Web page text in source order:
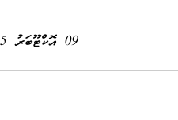
09 އޮކްޓޫބަރު 2025